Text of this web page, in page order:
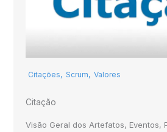
Citações, Scrum, Valores
Citação
Visão Geral dos Artefatos, Eventos,